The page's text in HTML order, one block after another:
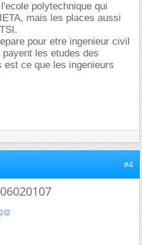
polytechnique qui
mais les places aussi
pour etre ingenieur civil
les etudes des
est ce que les ingenieurs
#4